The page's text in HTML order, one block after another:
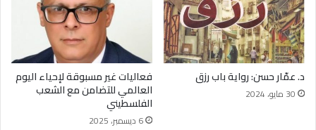
د. عمّار حسن: رواية باب رزق
30 مايو، 2024
فعاليات غير مسبوقة لإحياء اليوم
العالمي للتضامن مع الشعب
الفلسطيني
6 ديسمبر، 2025